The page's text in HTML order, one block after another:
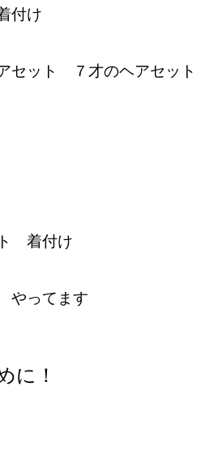
付け
セット ７才のヘアセット
着付け
やってます
に！